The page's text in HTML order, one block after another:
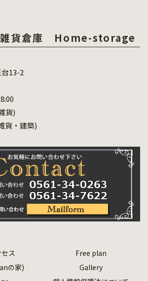
雑貨倉庫 Home-storage
13-2
貨)
貨・建築)
ス
Free plan
の家)
Gallery